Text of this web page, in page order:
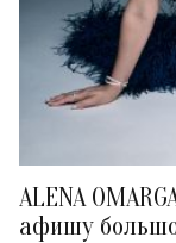
ALENA
афишу